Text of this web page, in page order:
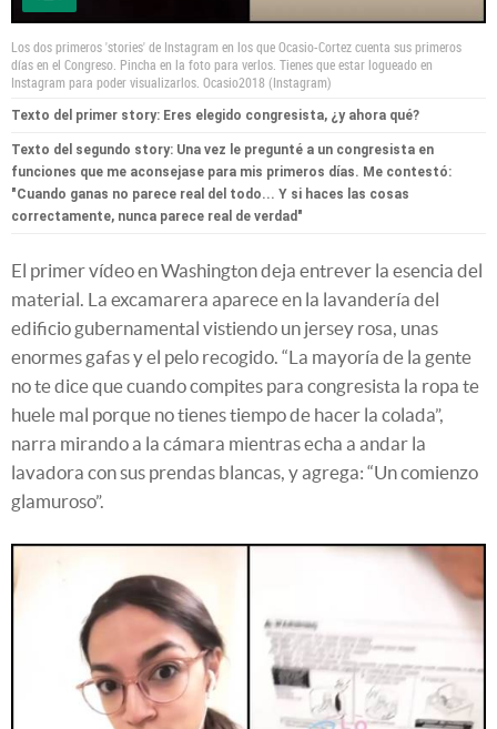
Los dos primeros 'stories' de Instagram en los que Ocasio-Cortez cuenta sus primeros
días en el Congreso. Pincha en la foto para verlos. Tienes que estar logueado en
Instagram para poder visualizarlos. Ocasio2018 (Instagram)
Texto del primer story: Eres elegido congresista, ¿y ahora qué?
Texto del segundo story: Una vez le pregunté a un congresista en
funciones que me aconsejase para mis primeros días. Me contestó:
"Cuando ganas no parece real del todo... Y si haces las cosas
correctamente, nunca parece real de verdad"
El primer vídeo en Washington deja entrever la esencia del
material. La excamarera aparece en la lavandería del
edificio gubernamental vistiendo un jersey rosa, unas
enormes gafas y el pelo recogido. “La mayoría de la gente
no te dice que cuando compites para congresista la ropa te
huele mal porque no tienes tiempo de hacer la colada”,
narra mirando a la cámara mientras echa a andar la
lavadora con sus prendas blancas, y agrega: “Un comienzo
glamuroso”.